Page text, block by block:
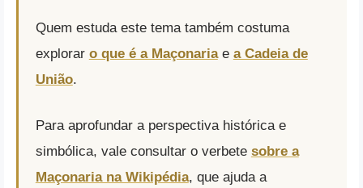
Quem estuda este tema também costuma
explorar o que é a Maçonariae a Cadeia de
União.
Para aprofundar a perspectiva histórica e
simbólica, vale consultar o verbete sobre a
Maçonaria na Wikipédia, que ajuda a